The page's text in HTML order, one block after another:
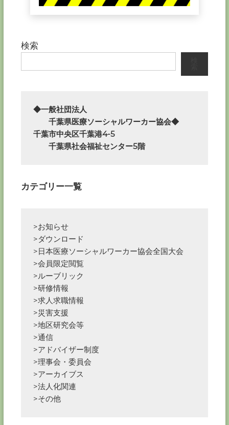
検索
◆一般社団法人
千葉県医療ソーシャルワーカー協会◆
千葉市中央区千葉港4-5
千葉県社会福祉センター5階
カテゴリー一覧
>お知らせ
>ダウンロード
>日本医療ソーシャルワーカー協会全国大会
>会員限定閲覧
>ルーブリック
>研修情報
>求人求職情報
>災害支援
>地区研究会等
>通信
>アドバイザー制度
>理事会・委員会
>アーカイブス
>法人化関連
>その他